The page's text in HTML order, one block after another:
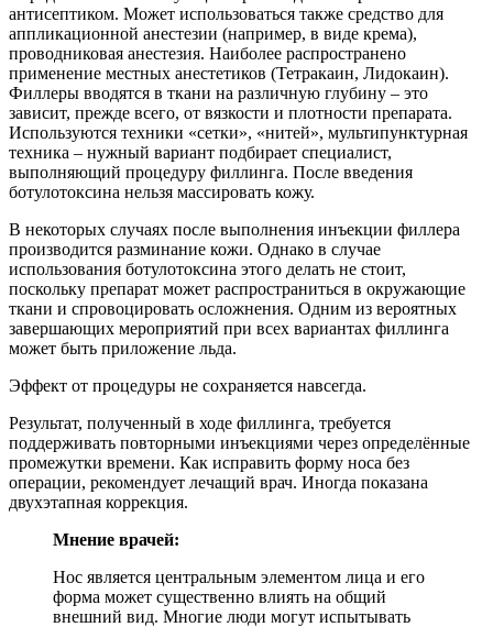
антисептиком. Может использоваться также средство для
аппликационной анестезии (например, в виде крема),
проводниковая анестезия. Наиболее распространено
применение местных анестетиков (Тетракаин, Лидокаин).
Филлеры вводятся в ткани на различную глубину – это
зависит, прежде всего, от вязкости и плотности препарата.
Используются техники «сетки», «нитей», мультипунктурная
техника – нужный вариант подбирает специалист,
выполняющий процедуру филлинга. После введения
ботулотоксина нельзя массировать кожу.
В некоторых случаях после выполнения инъекции филлера
производится разминание кожи. Однако в случае
использования ботулотоксина этого делать не стоит,
поскольку препарат может распространиться в окружающие
ткани и спровоцировать осложнения. Одним из вероятных
завершающих мероприятий при всех вариантах филлинга
может быть приложение льда.
Эффект от процедуры не сохраняется навсегда.
Результат, полученный в ходе филлинга, требуется
поддерживать повторными инъекциями через определённые
промежутки времени. Как исправить форму носа без
операции, рекомендует лечащий врач. Иногда показана
двухэтапная коррекция.
Мнение врачей:
Нос является центральным элементом лица и его
форма может существенно влиять на общий
внешний вид. Многие люди могут испытывать